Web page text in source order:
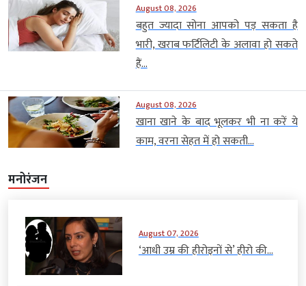
August 08, 2026
बहुत ज्यादा सोना आपको पड़ सकता है
भारी, खराब फर्टिलिटी के अलावा हो सकते
हैं...
August 08, 2026
खाना खाने के बाद भूलकर भी ना करें ये
काम, वरना सेहत में हो सकती...
मनोरंजन
August 07, 2026
‘आधी उम्र की हीरोइनों से’ हीरो की...